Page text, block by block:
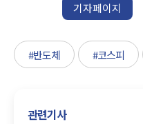
기자페이지
#반도체 #코스피
관련기사